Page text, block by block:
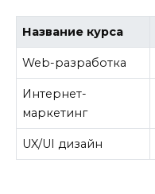
Название курса
Web-разработка
Интернет-
маркетинг
UX/UI дизайн